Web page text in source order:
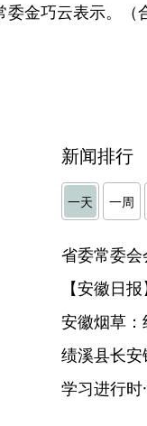
金巧云表示。（
新闻排行
一天 一周
【安徽日
安徽烟草：